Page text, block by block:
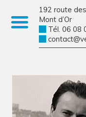
192 route
Mont d’Or
Tél. 06 08